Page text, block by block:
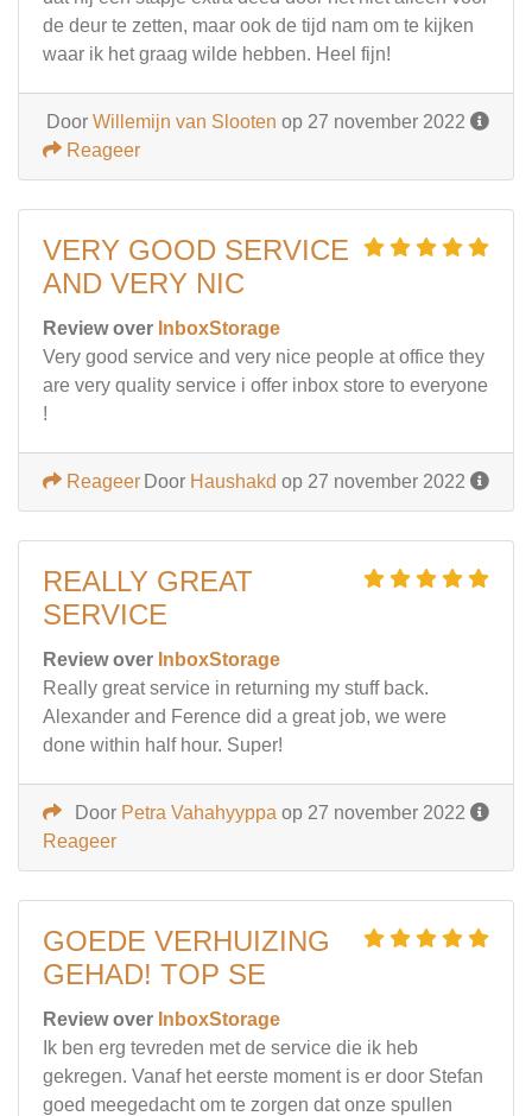
de deur te zetten, maar ook de tijd nam om te kijken
waar ik het graag wilde hebben. Heel fijn!
Door Willemijn van Slooten op 27 november 2022
Reageer
VERY GOOD SERVICE
AND VERY NIC
Review over InboxStorage
Very good service and very nice people at office they
are very quality service i offer inbox store to everyone
!
Door Haushakd op 27 november 2022
Reageer
REALLY GREAT
SERVICE
Review over InboxStorage
Really great service in returning my stuff back.
Alexander and Ference did a great job, we were
done within half hour. Super!
Door Petra Vahahyyppa op 27 november 2022
Reageer
GOEDE VERHUIZING
GEHAD! TOP SE
Review over InboxStorage
Ik ben erg tevreden met de service die ik heb
gekregen. Vanaf het eerste moment is er door Stefan
goed meegedacht om te zorgen dat onze spullen